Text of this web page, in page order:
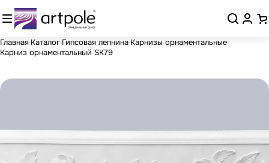
Главная Каталог Гипсовая лепнина Карнизы орнаментальные
Карниз орнаментальный SK79